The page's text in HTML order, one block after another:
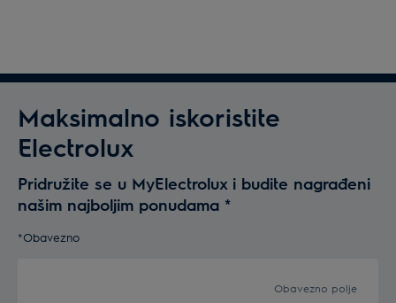
Maksimalno iskoristite
Electrolux
Pridružite se u MyElectrolux i budite nagrađeni
našim najboljim ponudama *
*Obavezno
Obavezno polje